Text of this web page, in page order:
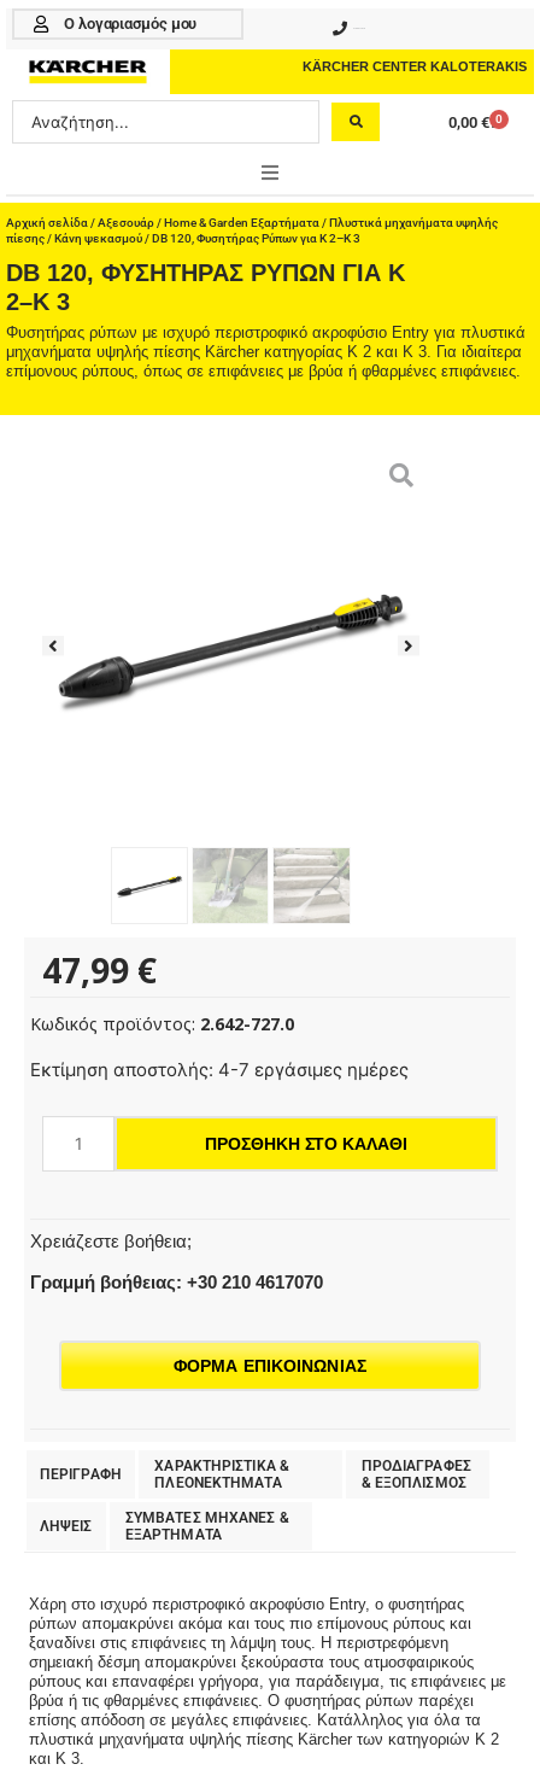
Μετάβαση
περιεχόμενο
Ο λογαριασμός μου
KÄRCHER CENTER KALOTERAKIS
Search
...
0,00 € 0
Cart
ONLINE SHOP
HOME & GARDEN
PROFESSIONAL
ΑΞΕΣΟΥΑΡ
Αρχική σελίδα /Αξεσουάρ/Home & Garden Εξαρτήματα /Πλυστικά μηχανήματα υψηλής
πίεσης/Κάνη ψεκασμού/ DB 120, Φυσητήρας Ρύπων για K 2–K 3
DB 120, ΦΥΣΗΤΉΡΑΣ ΡΎΠΩΝ ΓΙΑ K
2–K 3
Φυσητήρας ρύπων με ισχυρό περιστροφικό ακροφύσιο Entry για πλυστικά
μηχανήματα υψηλής πίεσης Kärcher κατηγορίας K 2 και K 3. Για ιδιαίτερα
επίμονους ρύπους, όπως σε επιφάνειες με βρύα ή φθαρμένες επιφάνειες.
47,99 €
Κωδικός προϊόντος: 2.642-727.0
Εκτίμηση αποστολής: 4-7 εργάσιμες ημέρες
DB
Φυσητήρας
Ρύπων
2–
3
ΠΡΟΣΘΉΚΗ ΣΤΟ ΚΑΛΆΘΙ
Χρειάζεστε βοήθεια;
Γραμμή βοήθειας: +30 210 4617070
ΦΟΡΜΑ ΕΠΙΚΟΙΝΩΝΙΑΣ
ΠΕΡΙΓΡΑΦΗ
ΧΑΡΑΚΤΗΡΙΣΤΙΚΑ &
ΠΛΕΟΝΕΚΤΗΜΑΤΑ
ΠΡΟΔΙΑΓΡΑΦΕΣ
& EΞΟΠΛΙΣΜΟΣ
ΛΗΨΕΙΣ
ΣΥΜΒΑΤΕΣ ΜΗΧΑΝΕΣ &
ΕΞΑΡΤΗΜΑΤΑ
Χάρη στο ισχυρό περιστροφικό ακροφύσιο Entry, ο φυσητήρας
ρύπων απομακρύνει ακόμα και τους πιο επίμονους ρύπους και
ξαναδίνει στις επιφάνειες τη λάμψη τους. Η περιστρεφόμενη
σημειακή δέσμη απομακρύνει ξεκούραστα τους ατμοσφαιρικούς
ρύπους και επαναφέρει γρήγορα, για παράδειγμα, τις επιφάνειες με
βρύα ή τις φθαρμένες επιφάνειες. Ο φυσητήρας ρύπων παρέχει
επίσης απόδοση σε μεγάλες επιφάνειες. Κατάλληλος για όλα τα
πλυστικά μηχανήματα υψηλής πίεσης Kärcher των κατηγοριών K 2
και K 3.